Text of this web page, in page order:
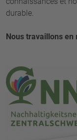
durable.
Nous travaillons en